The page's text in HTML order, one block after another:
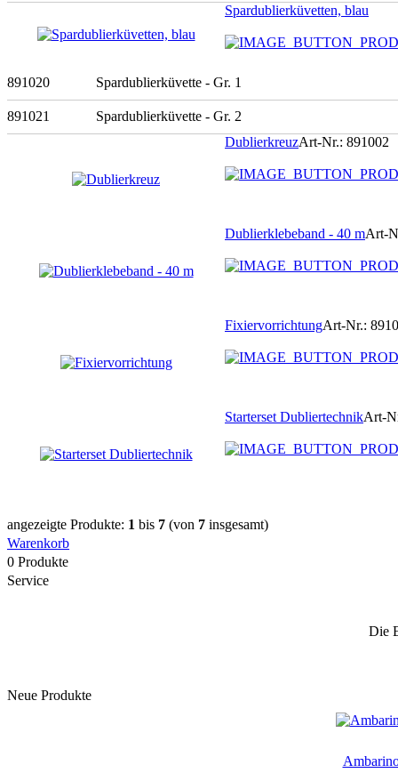
Spardublierküvetten, blau
891020 Spardublierküvette - Gr. 1
891021
Spardublierküvette - Gr. 2
DublierkreuzArt-Nr.: 891002
Dublierklebeband - 40 mArt-
FixiervorrichtungArt-Nr.:
Starterset DubliertechnikArt-
angezeigte Produkte: 1 bis 7 (von 7 insgesamt)
Warenkorb
0 Produkte
Service
Die
Neue Produkte